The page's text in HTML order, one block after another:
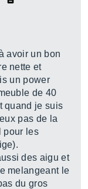
avoir un bon
nette et
un power
de 40
quand je suis
pas de la
pour les
des aigu et
melangeant le
du gros